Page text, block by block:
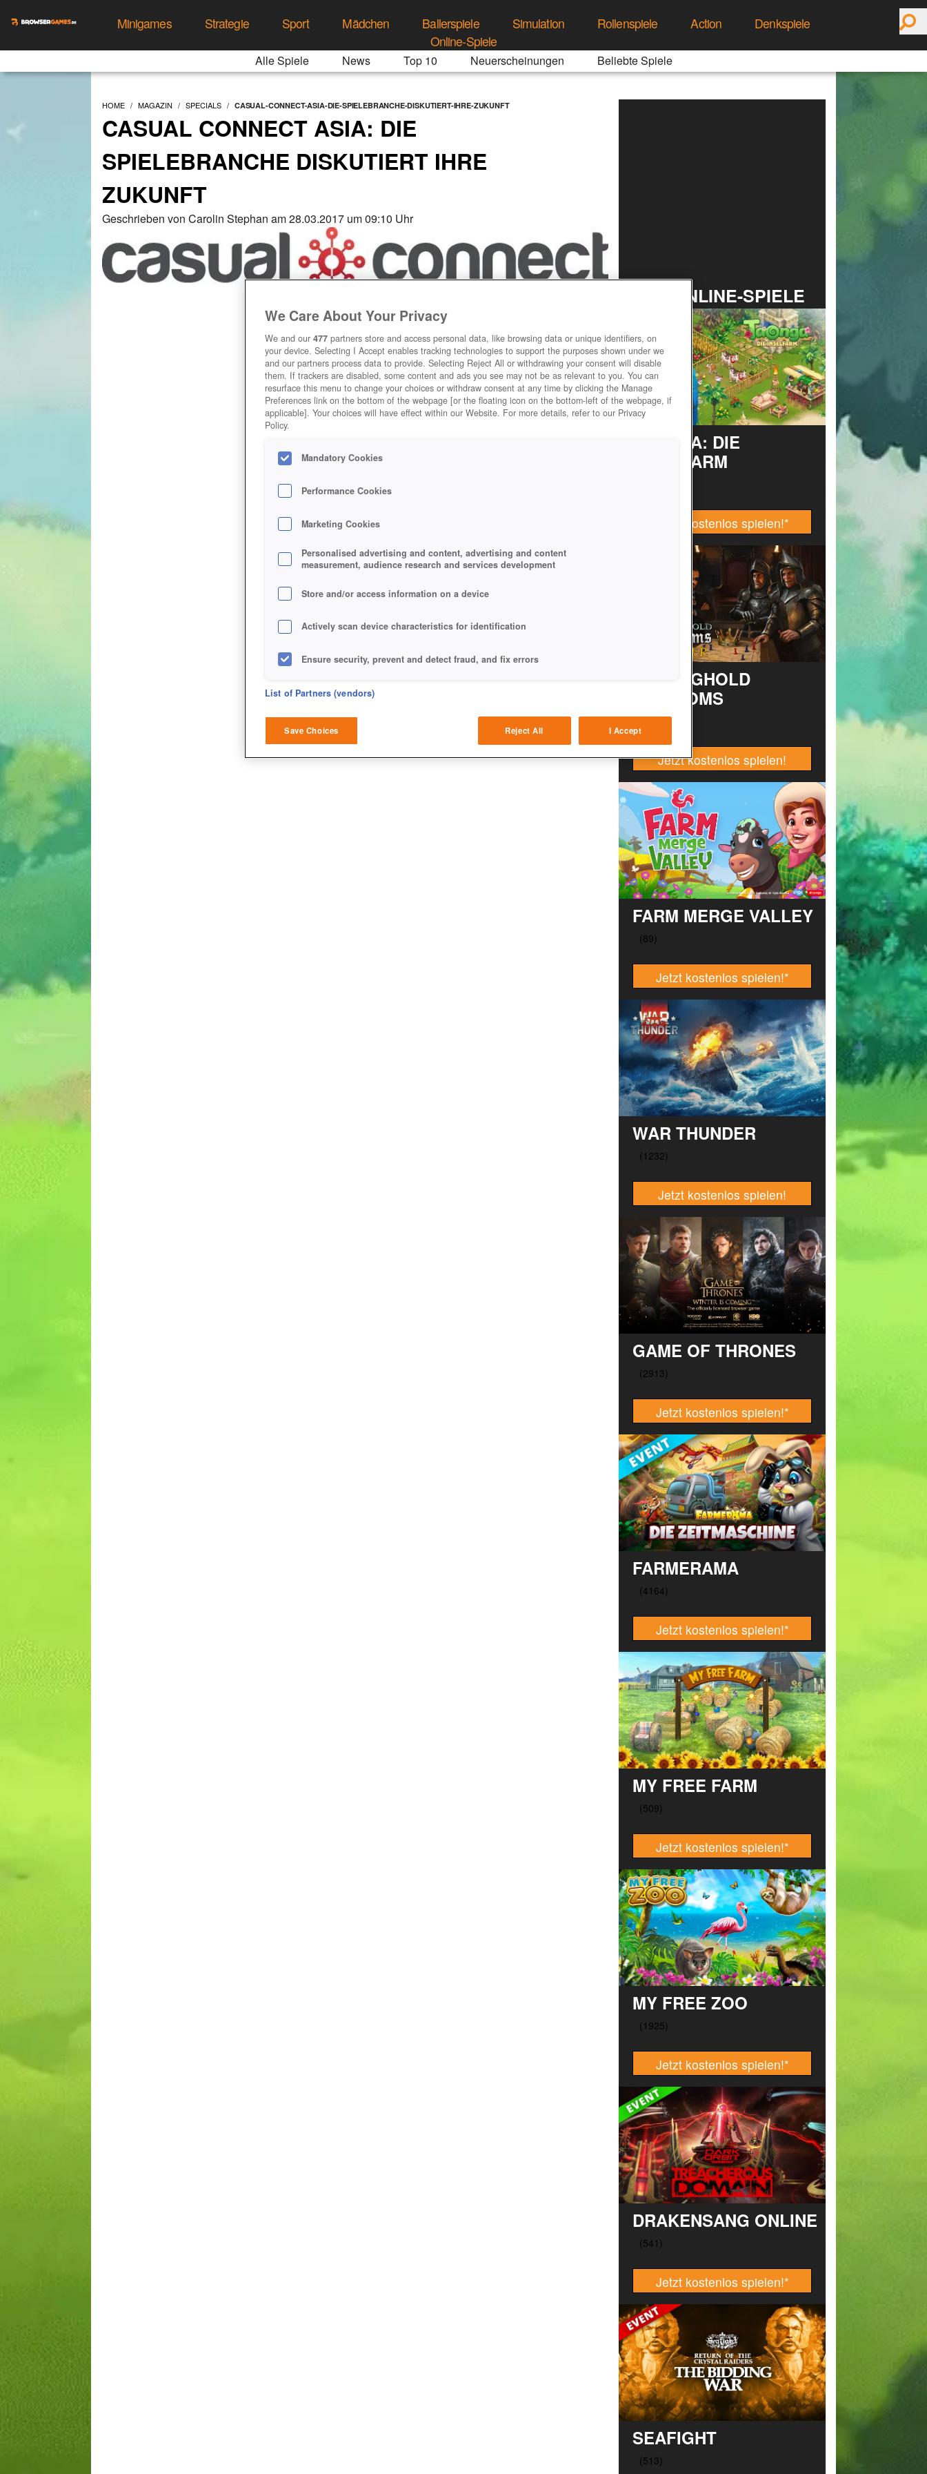
Minigames Strategie Sport Mädchen Ballerspiele Simulation Rollenspiele Action
Denkspiele
Online-Spiele
Alle Spiele News Top 10 Neuerscheinungen Beliebte Spiele
HOME MAGAZIN SPECIALS CASUAL-CONNECT-ASIA-DIE-SPIELEBRANCHE-DISKUTIERT-IHRE-ZUKUNFT
CASUAL CONNECT ASIA: DIE
SPIELEBRANCHE DISKUTIERT IHRE
ZUKUNFT
Geschrieben von Carolin Stephan am 28.03.2017 um 09:10 Uhr
TOP ONLINE-SPIELE
TAONGA: DIE
INSELFARM
Jetzt kostenlos spielen!*
STRONGHOLD
KINGDOMS
Jetzt kostenlos spielen!
FARM MERGE VALLEY
Jetzt kostenlos spielen!*
WAR THUNDER
Jetzt kostenlos spielen!
GAME OF THRONES
Jetzt kostenlos spielen!*
FARMERAMA
Jetzt kostenlos spielen!*
MY FREE FARM
Jetzt kostenlos spielen!*
MY FREE ZOO
Jetzt kostenlos spielen!*
DRAKENSANG ONLINE
Jetzt kostenlos spielen!*
SEAFIGHT
We Care About Your Privacy
We and our 477 partners store and access personal data, like browsing data or unique identifiers, on
your device. Selecting I Accept enables tracking technologies to support the purposes shown under we
and our partners process data to provide. Selecting Reject All or withdrawing your consent will disable
them. If trackers are disabled, some content and ads you see may not be as relevant to you. You can
resurface this menu to change your choices or withdraw consent at any time by clicking the Manage
Preferences link on the bottom of the webpage [or the floating icon on the bottom-left of the webpage, if
applicable]. Your choices will have effect within our Website. For more details, refer to our Privacy
Policy.
Mandatory Cookies
Performance Cookies
Marketing Cookies
Personalised advertising and content, advertising and content
measurement, audience research and services development
Store and/or access information on a device
Actively scan device characteristics for identification
Ensure security, prevent and detect fraud, and fix errors
Deliver and present advertising and content
Match and combine data from other data sources
Link different devices
List of Partners (vendors)
Save Choices Reject All I Accept